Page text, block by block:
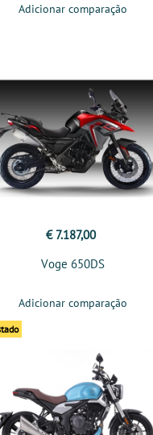
Adicionar comparação
€ 7.187,00
Voge 650DS
Adicionar comparação